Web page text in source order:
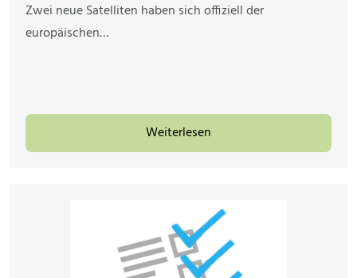
Zwei neue Satelliten haben sich offiziell der
europäischen…
Weiterlesen